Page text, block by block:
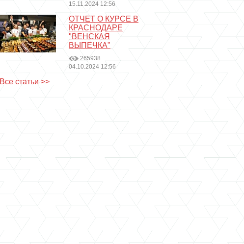
15.11.2024 12:56
ОТЧЕТ О КУРСЕ В
КРАСНОДАРЕ
"ВЕНСКАЯ
ВЫПЕЧКА"
265938
04.10.2024 12:56
Все статьи >>